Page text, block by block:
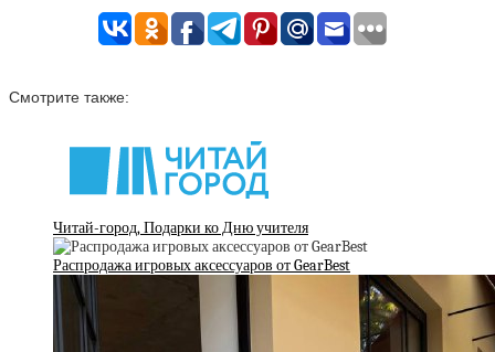
Смотрите также:
Читай-город, Подарки ко Дню учителя
Распродажа игровых аксессуаров от GearBest